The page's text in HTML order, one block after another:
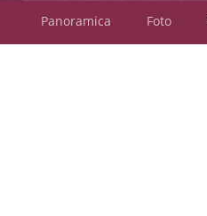
Panoramica Foto